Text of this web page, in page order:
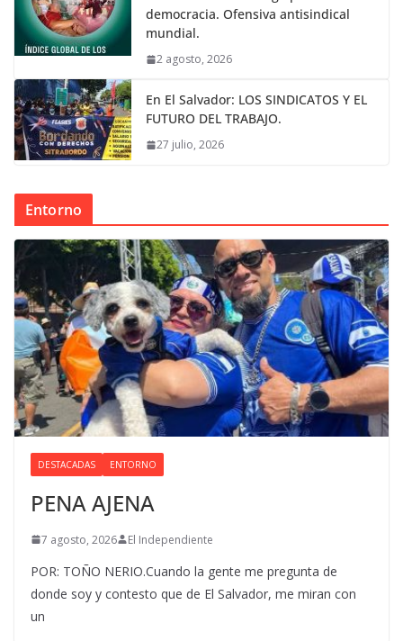
democracia. Ofensiva antisindical
mundial.
2 agosto, 2026
En El Salvador: LOS SINDICATOS Y EL
FUTURO DEL TRABAJO.
27 julio, 2026
Entorno
DESTACADAS ENTORNO
PENA AJENA
7 agosto, 2026 El Independiente
POR: TOÑO NERIO.Cuando la gente me pregunta de
donde soy y contesto que de El Salvador, me miran con
un